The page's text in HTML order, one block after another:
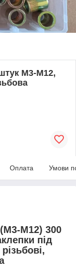
M3-М12,
Оплата Умови
M12) 300
під